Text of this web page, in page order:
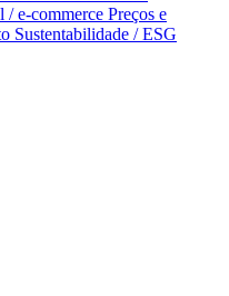
/ e‑commerce Preços e
Sustentabilidade / ESG